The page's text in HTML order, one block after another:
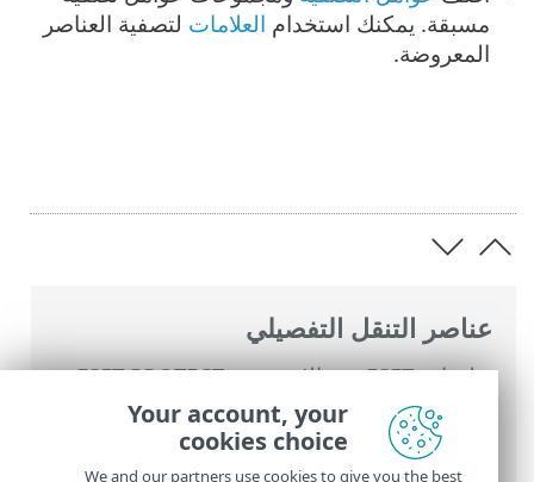
عناصر التنقل التفصيلي
تعليمات ESET عبر الإنترنت >
ESET PROTECT
On-Prem
استخدام ‎ESET PROTECT On-
Prem
>
القائمة الرئيسية ESET PROTECT On-
Prem
>المهام > نظرة عامة على المهام
مسبقة. يمكنك استخدام العلامات لتصفية العناصر
المعروضة.
Your account, your
cookies choice
We and our partners use cookies to give you the best